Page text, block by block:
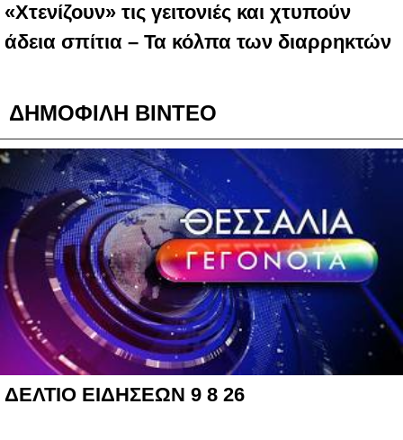
«Χτενίζουν» τις γειτονιές και χτυπούν
άδεια σπίτια – Τα κόλπα των διαρρηκτών
ΔΗΜΟΦΙΛΗ ΒΙΝΤΕΟ
ΔΕΛΤΙΟ ΕΙΔΗΣΕΩΝ 9 8 26